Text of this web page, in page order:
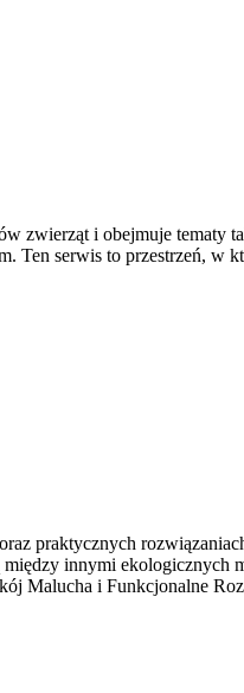
zwierząt i obejmuje tematy
serwis to przestrzeń, w
praktycznych
innymi ekologicznych
Malucha i Funkcjonalne